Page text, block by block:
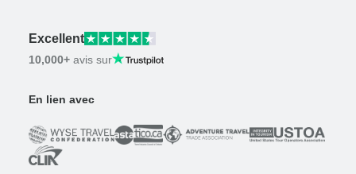
Excellent
10,000+ avis sur
En lien avec